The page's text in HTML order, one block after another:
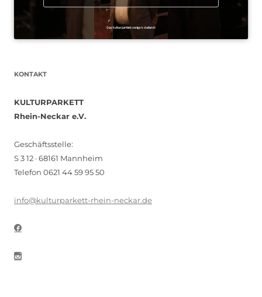
KONTAKT
KULTURPARKETT
Rhein-Neckar e.V.
Geschäftsstelle:
S 3 12 · 68161 Mannheim
Telefon 0621 44 59 95 50
info@kulturparkett-rhein-neckar.de